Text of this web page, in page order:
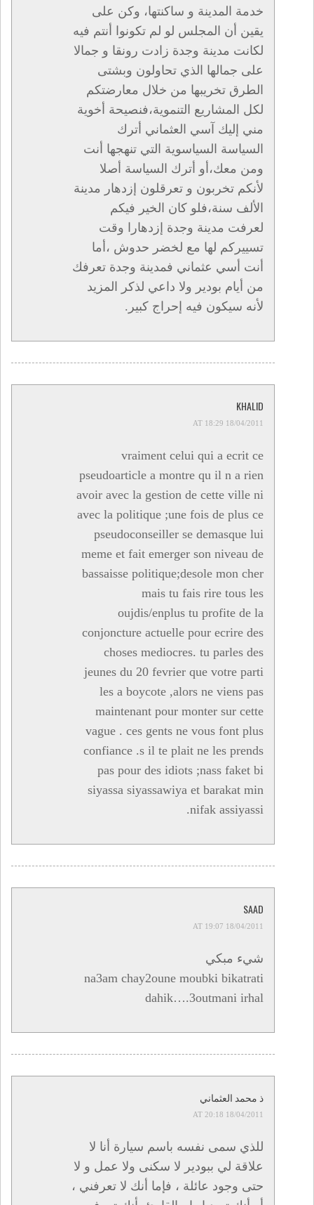
خدمة المدينة و ساكنتها، وكن على
يقين أن المجلس لو لم تكونوا أنتم فيه
لكانت مدينة وجدة زادت رونقا و جمالا
على جمالها الذي تحاولون وبشتى
الطرق تخريبها من خلال معارضتكم
لكل المشاريع التنموية،فنصيحة أخوية
مني إليك آسي العثماني أترك
السياسة السياسوية التي تنهجها أنت
ومن معك،أو أترك السياسة أصلا
لأنكم تخربون و تعرقلون إزدهار مدينة
الألف سنة،فلو كان الخير فيكم
لعرفت مدينة وجدة إزدهارا وقت
تسييركم لها مع لخضر حدوش ،أما
أنت أسي عثماني فمدينة وجدة تعرفك
من أيام بودير ولا داعي لذكر المزيد
لأنه سيكون فيه إحراج كبير.
KHALID
18/04/2011 AT 18:29
vraiment celui qui a ecrit ce
pseudoarticle a montre qu il n a rien
avoir avec la gestion de cette ville ni
avec la politique ;une fois de plus ce
pseudoconseiller se demasque lui
meme et fait emerger son niveau de
bassaisse politique;desole mon cher
mais tu fais rire tous les
oujdis/enplus tu profite de la
conjoncture actuelle pour ecrire des
choses mediocres. tu parles des
jeunes du 20 fevrier que votre parti
les a boycote ,alors ne viens pas
maintenant pour monter sur cette
vague . ces gents ne vous font plus
confiance .s il te plait ne les prends
pas pour des idiots ;nass faket bi
siyassa siyassawiya et barakat min
nifak assiyassi.
SAAD
18/04/2011 AT 19:07
شيء مبكي
na3am chay2oune moubki bikatrati
dahik….3outmani irhal
ذ محمد العثماني
18/04/2011 AT 20:18
للذي سمى نفسه باسم سيارة أنا لا
علاقة لي ببودير لا سكنى ولا عمل و لا
حتى وجود عائلة ، فإما أنك لا تعرفني ،